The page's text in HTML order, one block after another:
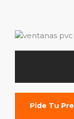
Pide Tu